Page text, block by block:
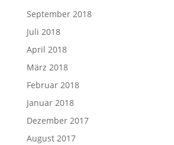
September 2018
Juli 2018
April 2018
März 2018
Februar 2018
Januar 2018
Dezember 2017
August 2017